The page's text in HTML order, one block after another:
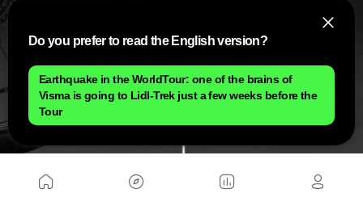
L'axe de pédalier est légèrement plus haut que sur l'Epic 8, mais
Do you prefer to read the English version?
Earthquake in the WorldTour: one of the brains of
Visma is going to Lidl-Trek just a few weeks before the
Tour